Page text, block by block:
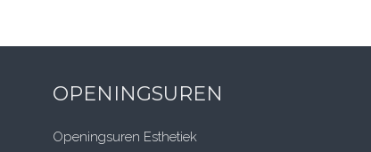
OPENINGSUREN
Openingsuren Esthetiek